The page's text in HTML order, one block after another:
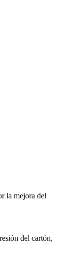
la mejora del
del cartón,